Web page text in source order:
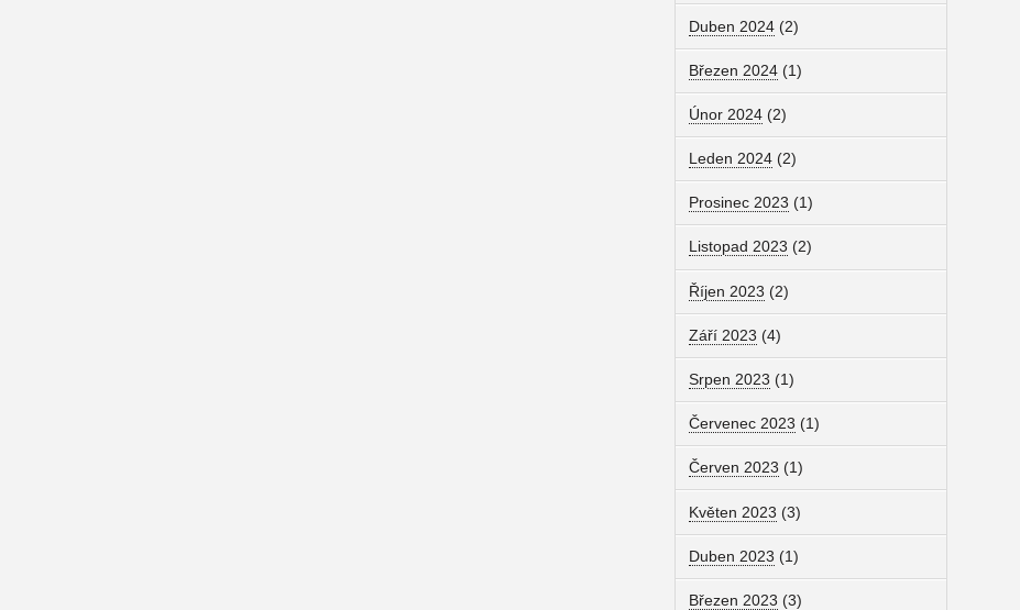
Duben 2024(2)
Březen 2024(1)
Únor 2024(2)
Leden 2024(2)
Prosinec 2023 (1)
Listopad 2023 (2)
Říjen 2023 (2)
Září 2023 (4)
Srpen 2023 (1)
Červenec 2023 (1)
Červen 2023 (1)
Květen 2023 (3)
Duben 2023 (1)
Březen 2023 (3)